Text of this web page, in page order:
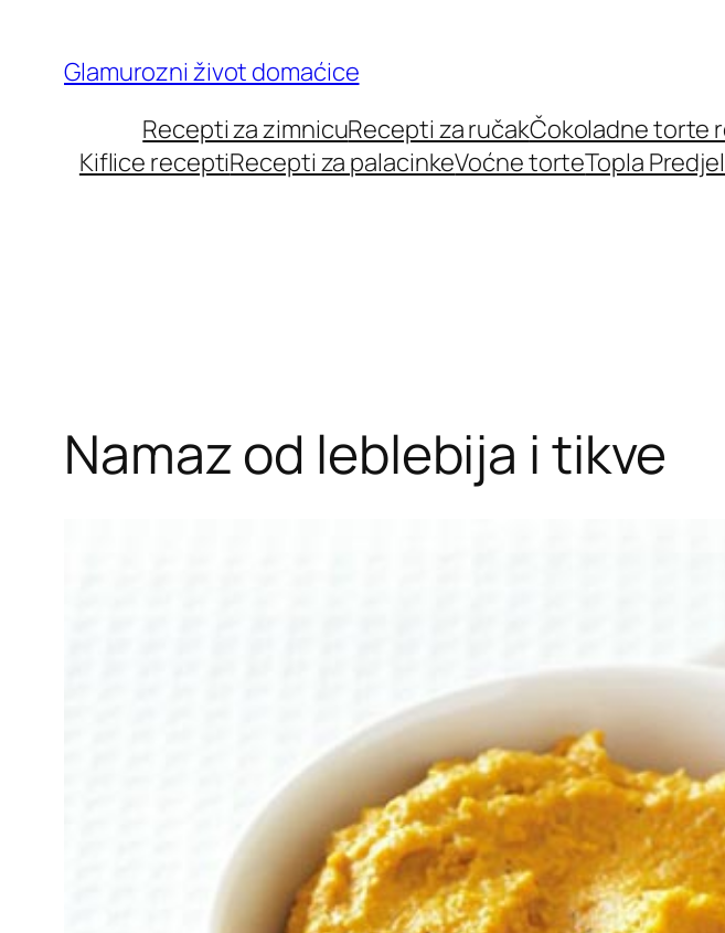
content
Glamurozni život domaćice
Recepti za zimnicuRecepti za ručakČokoladne torte
Kiflice receptiRecepti za palacinkeVoćne torteTopla
Namaz od leblebija i tikve